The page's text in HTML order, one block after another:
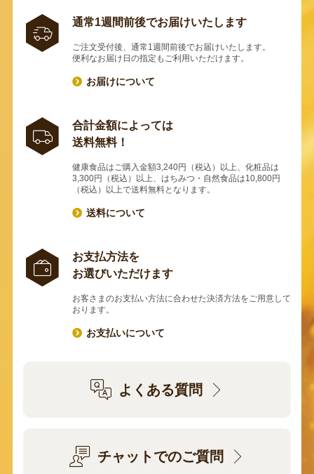
通常1週間前後でお届けいたします
ご注文受付後、通常1週間前後でお届けいたします。
便利なお届け日の指定もご利用いただけます。
お届けについて
合計金額によっては
送料無料！
健康食品はご購入金額3,240円（税込）以上、化粧品は
3,300円（税込）以上、はちみつ・自然食品は10,800円
（税込）以上で送料無料となります。
送料について
お支払方法を
お選びいただけます
お客さまのお支払い方法に合わせた決済方法をご用意して
おります。
お支払いについて
よくある質問
チャットでのご質問